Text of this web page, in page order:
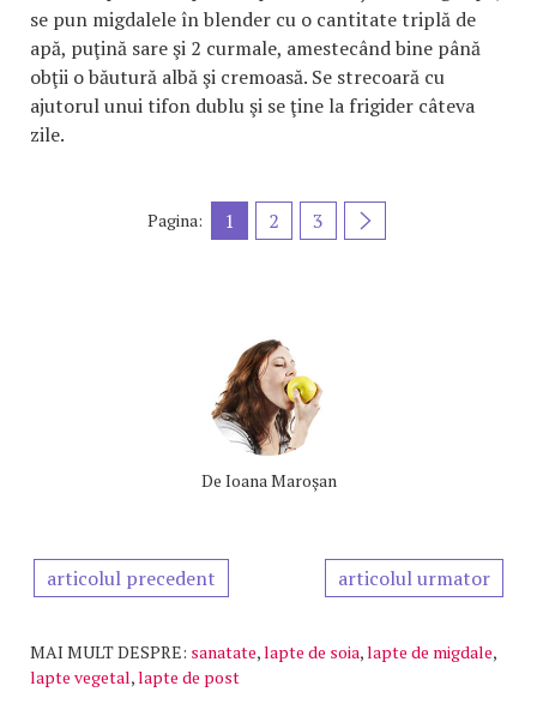
se pun migdalele în blender cu o cantitate triplă de
apă, puţină sare şi 2 curmale, amestecând bine până
obţii o băutură albă şi cremoasă. Se strecoară cu
ajutorul unui tifon dublu şi se ţine la frigider câteva
zile.
Pagina: 1 2 3
De Ioana Maroşan
articolul precedent articolul urmator
MAI MULT DESPRE: sanatate,lapte de soia,lapte de migdale,
lapte vegetal,lapte de post